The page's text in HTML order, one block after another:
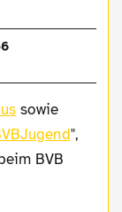
sowie
",
BVB